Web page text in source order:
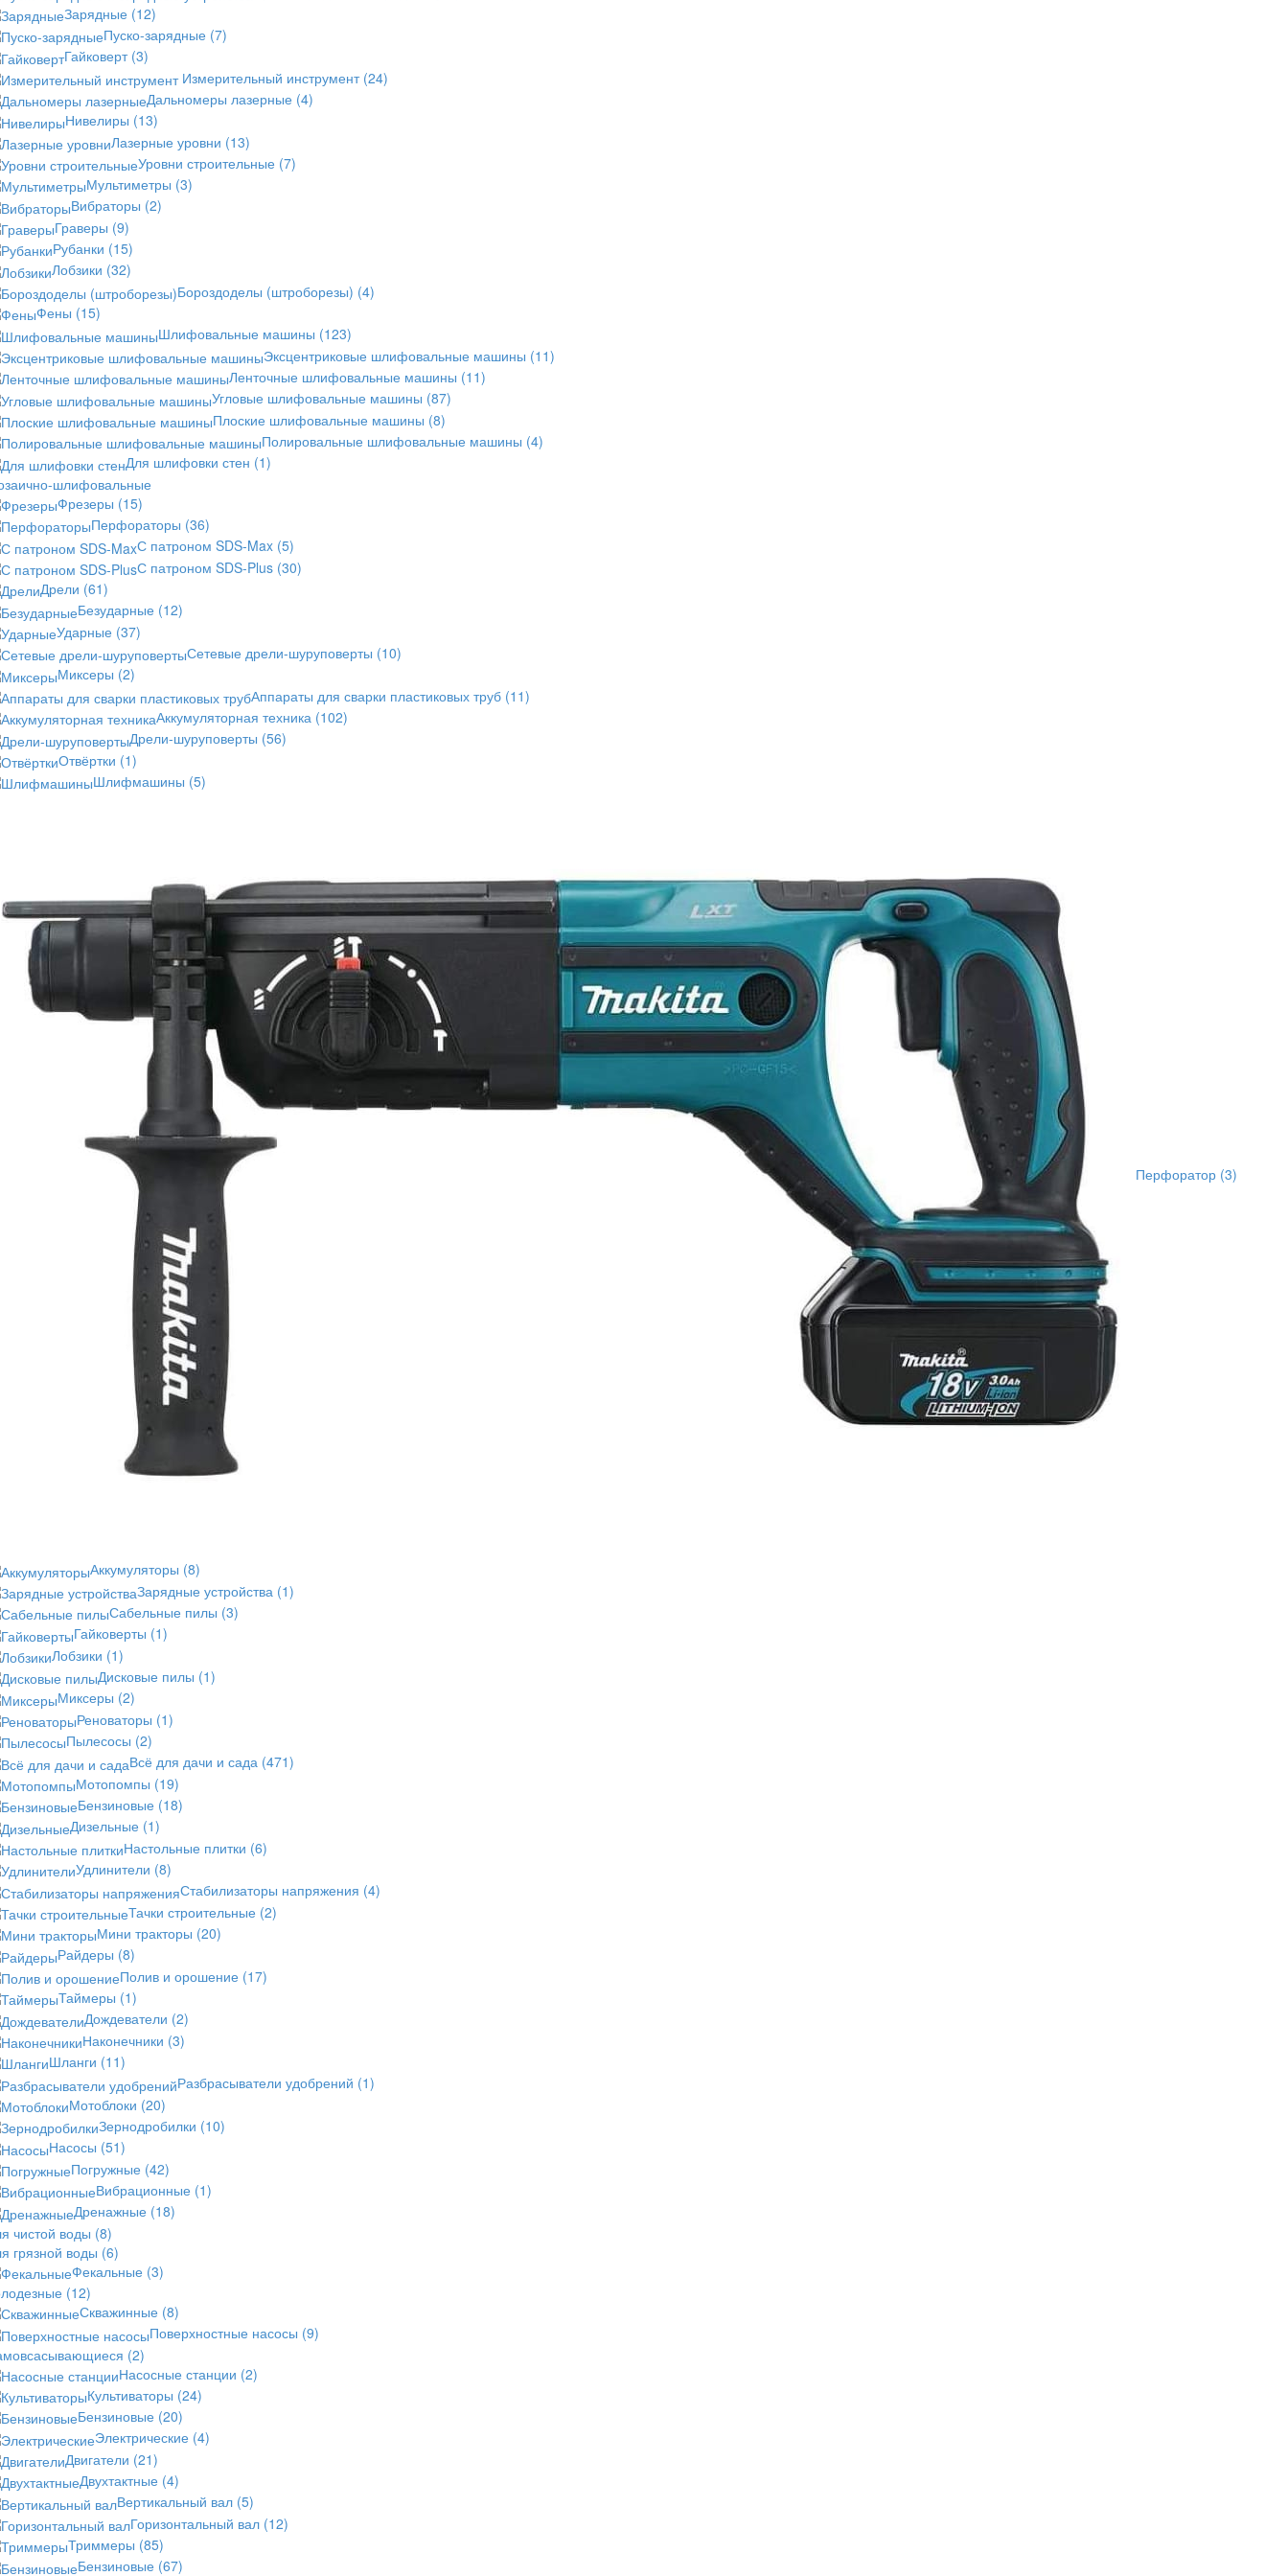
Зарядные (12)
Пуско-зарядные (7)
Гайковерт (3)
Измерительный инструмент (24)
Дальномеры лазерные (4)
Нивелиры (13)
Лазерные уровни (13)
Уровни строительные (7)
Мультиметры (3)
Вибраторы (2)
Граверы (9)
Рубанки (15)
Лобзики (32)
Бороздоделы (штроборезы) (4)
Фены (15)
Шлифовальные машины (123)
Эксцентриковые шлифовальные машины (11)
Ленточные шлифовальные машины (11)
Угловые шлифовальные машины (87)
Плоские шлифовальные машины (8)
Полировальные шлифовальные машины (4)
Для шлифовки стен (1)
шлифовальные
Фрезеры (15)
Перфораторы (36)
С патроном SDS-Max (5)
С патроном SDS-Plus (30)
Дрели (61)
Безударные (12)
Ударные (37)
Сетевые дрели-шуруповерты (10)
Миксеры (2)
Аппараты для сварки пластиковых труб (11)
Аккумуляторная техника (102)
Дрели-шуруповерты (56)
Отвёртки (1)
Шлифмашины (5)
Перфоратор (3)
Аккумуляторы (8)
Зарядные устройства (1)
Сабельные пилы (3)
Гайковерты (1)
Лобзики (1)
Дисковые пилы (1)
Миксеры (2)
Реноваторы (1)
Пылесосы (2)
Всё для дачи и сада (471)
Мотопомпы (19)
Бензиновые (18)
Дизельные (1)
Настольные плитки (6)
Удлинители (8)
Стабилизаторы напряжения (4)
Тачки строительные (2)
Мини тракторы (20)
Райдеры (8)
Полив и орошение (17)
Таймеры (1)
Дождеватели (2)
Наконечники (3)
Шланги (11)
Разбрасыватели удобрений (1)
Мотоблоки (20)
Зернодробилки (10)
Насосы (51)
Погружные (42)
Вибрационные (1)
Дренажные (18)
чистой воды (8)
грязной воды (6)
Фекальные (3)
(12)
Скважинные (8)
Поверхностные насосы (9)
(2)
Насосные станции (2)
Культиваторы (24)
Бензиновые (20)
Электрические (4)
Двигатели (21)
Двухтактные (4)
Вертикальный вал (5)
Горизонтальный вал (12)
Триммеры (85)
Бензиновые (67)